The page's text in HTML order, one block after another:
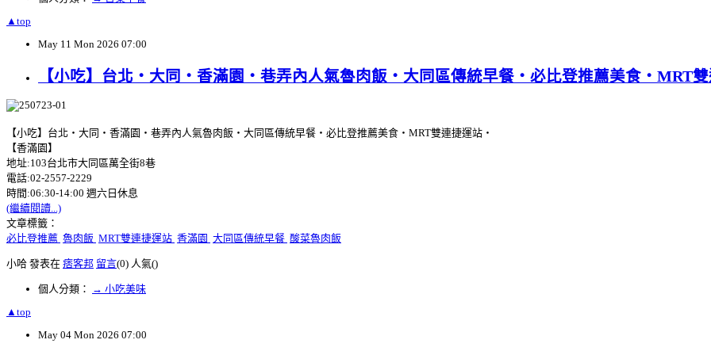
▲top
May 11 Mon 2026 07:00
【小吃】台北‧大同‧香滿園‧巷弄內人氣魯肉飯‧大同區傳統早餐‧必比登推薦美食‧MRT雙
【小吃】台北‧大同‧香滿園‧巷弄內人氣魯肉飯‧大同區傳統早餐‧必比登推薦美食‧MRT雙連捷運站‧
【香滿園】
地址:103台北市大同區萬全街8巷
電話:02-2557-2229
時間:06:30-14:00 週六日休息
(繼續閱讀...)
文章標籤：
必比登推薦 魯肉飯 MRT雙連捷運站 香滿園 大同區傳統早餐 酸菜魯肉飯
小哈 發表在 痞客邦 留言(0) 人氣()
個人分類：
→ 小吃美味
▲top
May 04 Mon 2026 07:00